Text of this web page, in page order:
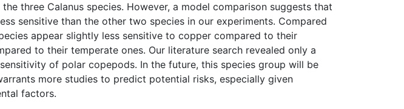
three Calanus species. However, a model comparison suggests that
sensitive than the other two species in our experiments. Compared
appear slightly less sensitive to copper compared to their
to their temperate ones. Our literature search revealed only a
of polar copepods. In the future, this species group will be
more studies to predict potential risks, especially given
factors.